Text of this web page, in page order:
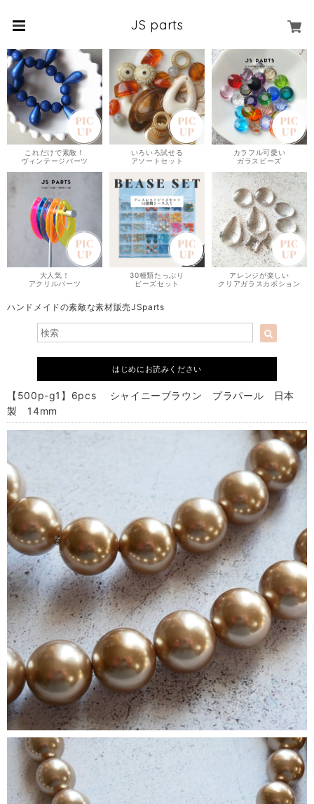
JS parts
これだけで素敵！
ヴィンテージパーツ
いろいろ試せる
アソートセット
カラフル可愛い
ガラスビーズ
大人気！
アクリルパーツ
30種類たっぷり
ビーズセット
アレンジが楽しい
クリアガラスカボション
ハンドメイドの素敵な素材販売JSparts
はじめにお読みください
【500p-g1】6pcs シャイニーブラウン プラパール 日本
製 14mm